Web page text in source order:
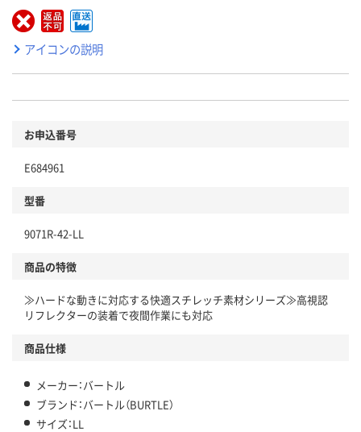
アイコンの説明
お申込番号
E684961
型番
9071R-42-LL
商品の特徴
≫ハードな動きに対応する快適スチレッチ素材シリーズ≫高視認
リフレクターの装着で夜間作業にも対応
商品仕様
メーカー：バートル
ブランド：バートル（BURTLE）
サイズ：LL